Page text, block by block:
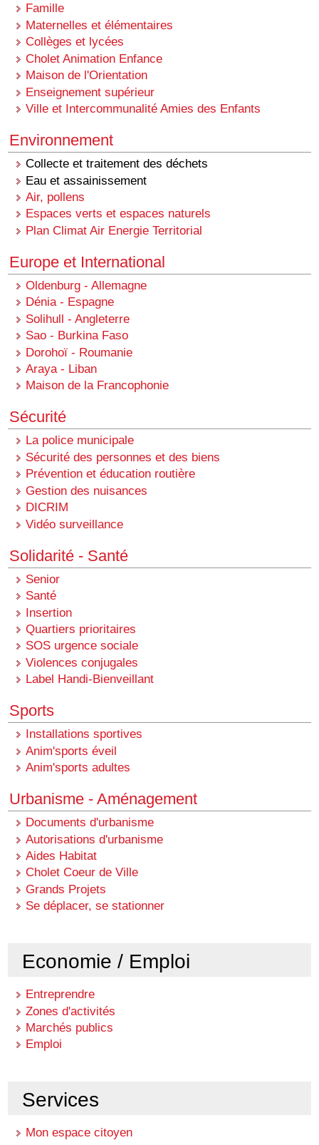
Famille
Maternelles et élémentaires
Collèges et lycées
Cholet Animation Enfance
Maison de l'Orientation
Enseignement supérieur
Ville et Intercommunalité Amies des Enfants
Environnement
Collecte et traitement des déchets
Eau et assainissement
Air, pollens
Espaces verts et espaces naturels
Plan Climat Air Energie Territorial
Europe et International
Oldenburg - Allemagne
Dénia - Espagne
Solihull - Angleterre
Sao - Burkina Faso
Dorohoï - Roumanie
Araya - Liban
Maison de la Francophonie
Sécurité
La police municipale
Sécurité des personnes et des biens
Prévention et éducation routière
Gestion des nuisances
DICRIM
Vidéo surveillance
Solidarité - Santé
Senior
Santé
Insertion
Quartiers prioritaires
SOS urgence sociale
Violences conjugales
Label Handi-Bienveillant
Sports
Installations sportives
Anim'sports éveil
Anim'sports adultes
Urbanisme - Aménagement
Documents d'urbanisme
Autorisations d'urbanisme
Aides Habitat
Cholet Coeur de Ville
Grands Projets
Se déplacer, se stationner
Economie / Emploi
Entreprendre
Zones d'activités
Marchés publics
Emploi
Services
Mon espace citoyen